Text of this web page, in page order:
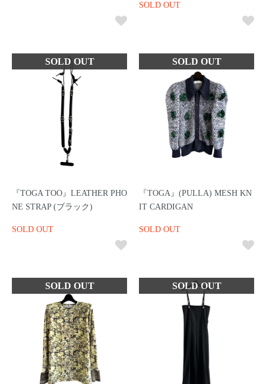
SOLD OUT
『TOGA TOO』LEATHER PHO
NE STRAP (ブラック)
SOLD OUT
『TOGA』(PULLA) MESH KN
IT CARDIGAN
SOLD OUT